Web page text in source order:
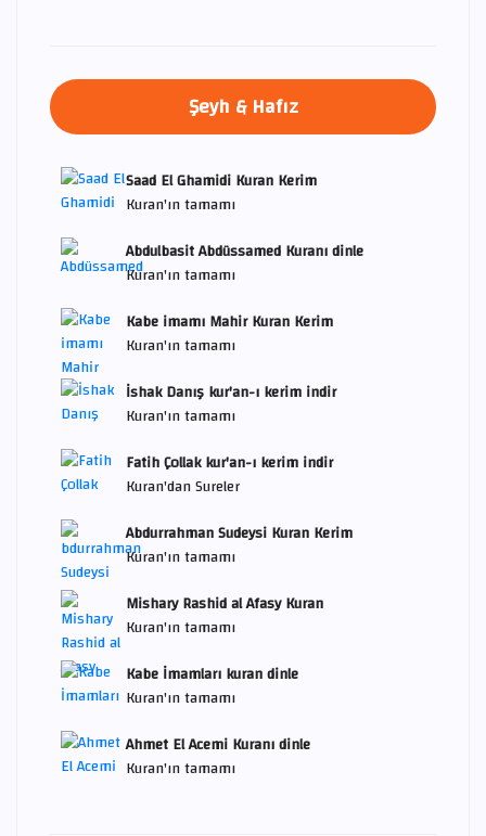
Şeyh & Hafız
Saad El Ghamidi Kuran Kerim
Kuran'ın tamamı
Abdulbasit Abdüssamed Kuranı dinle
Kuran'ın tamamı
Kabe imamı Mahir Kuran Kerim
Kuran'ın tamamı
İshak Danış kur'an-ı kerim indir
Kuran'ın tamamı
Fatih Çollak kur'an-ı kerim indir
Kuran'dan Sureler
Abdurrahman Sudeysi Kuran Kerim
Kuran'ın tamamı
Mishary Rashid al Afasy Kuran
Kuran'ın tamamı
Kabe İmamları kuran dinle
Kuran'ın tamamı
Ahmet El Acemi Kuranı dinle
Kuran'ın tamamı